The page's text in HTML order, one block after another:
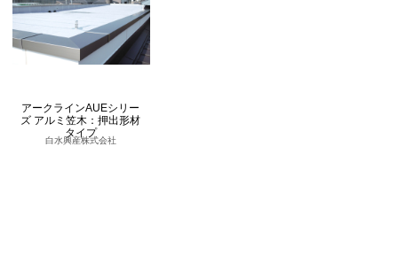
アークラインAUEシリー
ズ アルミ笠木：押出形材
タイプ
白水興産株式会社